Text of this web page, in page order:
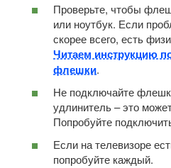
Проверьте, чтобы
или ноутбук. Если
скорее всего, есть
Читаем инструкцию
флешки.
Не подключайте
удлинитель – это
Попробуйте
Если на телевизоре
попробуйте каждый.